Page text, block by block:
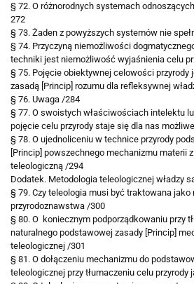
§ 72. O różnorodnych systemach
272
§ 73. Żaden z powyższych systemów nie
§ 74. Przyczyną niemożliwości
techniki jest niemożliwość wyjaśnienia celu
§ 75. Pojęcie obiektywnej celowości
zasadą [Princip] rozumu dla refleksywnej
§ 76. Uwaga /284
§ 77. O swoistych właściwościach intelektu
pojęcie celu przyrody staje się dla nas
§ 78. O ujednoliceniu w technice przyrody
[Princip] powszechnego mechanizmu materii
teleologiczną /294
Dodatek. Metodologia teleologicznej władzy
§ 79. Czy teleologia musi być traktowana jako
przyrodoznawstwa /300
§ 80. O koniecznym podporządkowaniu przy
naturalnego podstawowej zasady [Princip]
teleologicznej /301
§ 81. O dołączeniu mechanizmu do
teleologicznej przy tłumaczeniu celu przyrody